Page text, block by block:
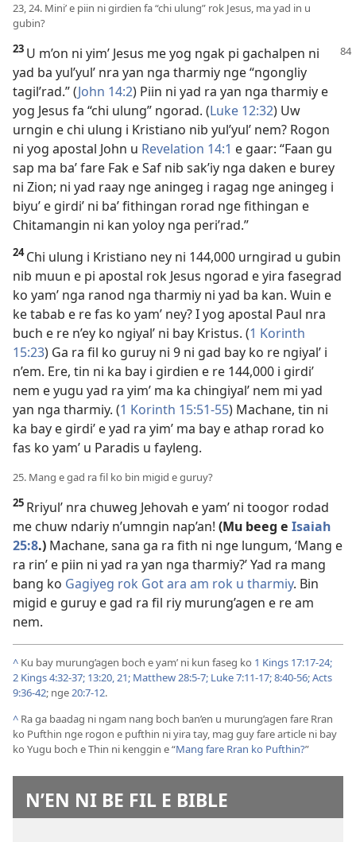
23, 24. Mini’ e piin ni girdien fa “chi ulung” rok Jesus, ma yad in u
gubin?
23 U m’on ni yim’ Jesus me yog ngak pi gachalpen ni
yad ba yul’yul’ nra yan nga tharmiy nge “ngongliy
tagil’rad.” (John 14:2) Piin ni yad ra yan nga tharmiy e
yog Jesus fa “chi ulung” ngorad. (Luke 12:32) Uw
urngin e chi ulung i Kristiano nib yul’yul’ nem? Rogon
ni yog apostal John u Revelation 14:1 e gaar: “Faan gu
sap ma ba’ fare Fak e Saf nib sak’iy nga daken e burey
ni Zion; ni yad raay nge aningeg i ragag nge aningeg i
biyu’ e girdi’ ni ba’ fithingan rorad nge fithingan e
Chitamangin ni kan yoloy nga peri’rad.”
24Chi ulung i Kristiano ney ni 144,000 urngirad u gubin
nib muun e pi apostal rok Jesus ngorad e yira fasegrad
ko yam’ nga ranod nga tharmiy ni yad ba kan. Wuin e
ke tabab e re fas ko yam’ ney? I yog apostal Paul nra
buch e re n’ey ko ngiyal’ ni bay Kristus. (1 Korinth
15:23) Ga ra fil ko guruy ni 9 ni gad bay ko re ngiyal’ i
n’em. Ere, tin ni ka bay i girdien e re 144,000 i girdi’
nem e yugu yad ra yim’ ma ka chingiyal’ nem mi yad
yan nga tharmiy. (1 Korinth 15:51-55) Machane, tin ni
ka bay e girdi’ e yad ra yim’ ma bay e athap rorad ko
fas ko yam’ u Paradis u fayleng.
25. Mang e gad ra fil ko bin migid e guruy?
25 Rriyul’ nra chuweg Jehovah e yam’ ni toogor rodad
me chuw ndariy n’umngin nap’an! (Mu beeg e Isaiah
25:8.) Machane, sana ga ra fith ni nge lungum, ‘Mang e
ra rin’ e piin ni yad ra yan nga tharmiy?’ Yad ra mang
bang ko Gagiyeg rok Got ara am rok u tharmiy. Bin
migid e guruy e gad ra fil riy murung’agen e re am
nem.
^ Ku bay murung’agen boch e yam’ ni kun faseg ko 1 Kings 17:17-24;
2 Kings 4:32-37; 13:20, 21; Matthew 28:5-7; Luke 7:11-17;8:40-56;Acts
9:36-42; nge20:7-12.
^ Ra ga baadag ni ngam nang boch ban’en u murung’agen fare Rran
ko Pufthin nge rogon e pufthin ni yira tay, mag guy fare article ni bay
ko Yugu boch e Thin ni kenggin e “Mang fare Rran ko Pufthin?”
N’EN NI BE FIL E BIBLE